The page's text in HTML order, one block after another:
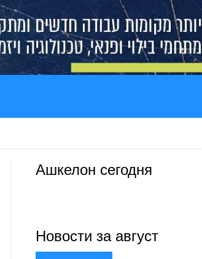
Ашкелон сегодня
Новости за август